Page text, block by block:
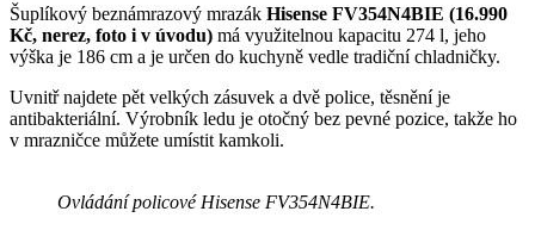
Šuplíkový beznámrazový mrazák Hisense FV354N4BIE (16.990
Kč, nerez, foto i v úvodu) má využitelnou kapacitu 274 l, jeho
výška je 186 cm a je určen do kuchyně vedle tradiční chladničky.
Uvnitř najdete pět velkých zásuvek a dvě police, těsnění je
antibakteriální. Výrobník ledu je otočný bez pevné pozice, takže ho
v mrazničce můžete umístit kamkoli.
Ovládání policové Hisense FV354N4BIE.